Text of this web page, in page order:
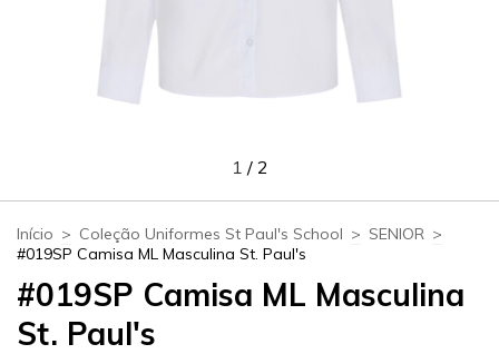
1 / 2
Início > Coleção Uniformes St Paul's School > SENIOR >
#019SP Camisa ML Masculina St. Paul's
#019SP Camisa ML Masculina
St. Paul's